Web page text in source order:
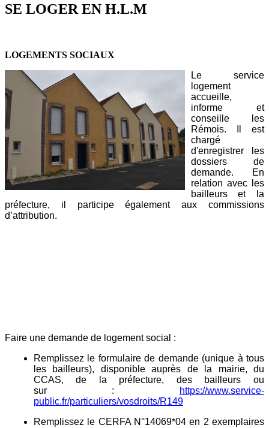
SE LOGER EN H.L.M
LOGEMENTS SOCIAUX
Le service
logement
accueille,
informe et
conseille les
Rémois. Il est
chargé
d'enregistrer les
dossiers de
demande. En
relation avec les
bailleurs et la
préfecture, il participe également aux commissions
d’attribution.
Faire une demande de logement social :
Remplissez le formulaire de demande (unique à tous
les bailleurs), disponible auprès de la mairie, du
CCAS, de la préfecture, des bailleurs ou
sur :
https://www.service-
public.fr/particuliers/vosdroits/R149
Remplissez le CERFA N°14069*04 en 2 exemplaires